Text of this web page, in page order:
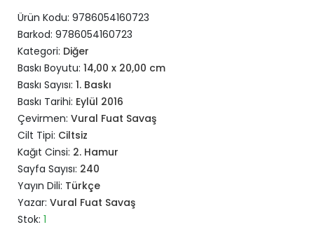
Ürün Kodu: 9786054160723
Barkod: 9786054160723
Kategori: Diğer
Baskı Boyutu: 14,00 x 20,00 cm
Baskı Sayısı: 1. Baskı
Baskı Tarihi: Eylül 2016
Çevirmen: Vural Fuat Savaş
Cilt Tipi: Ciltsiz
Kağıt Cinsi: 2. Hamur
Sayfa Sayısı: 240
Yayın Dili: Türkçe
Yazar: Vural Fuat Savaş
Stok: 1